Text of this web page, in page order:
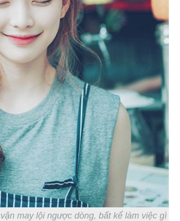
may lội ngược dòng, bất kể làm việc gì